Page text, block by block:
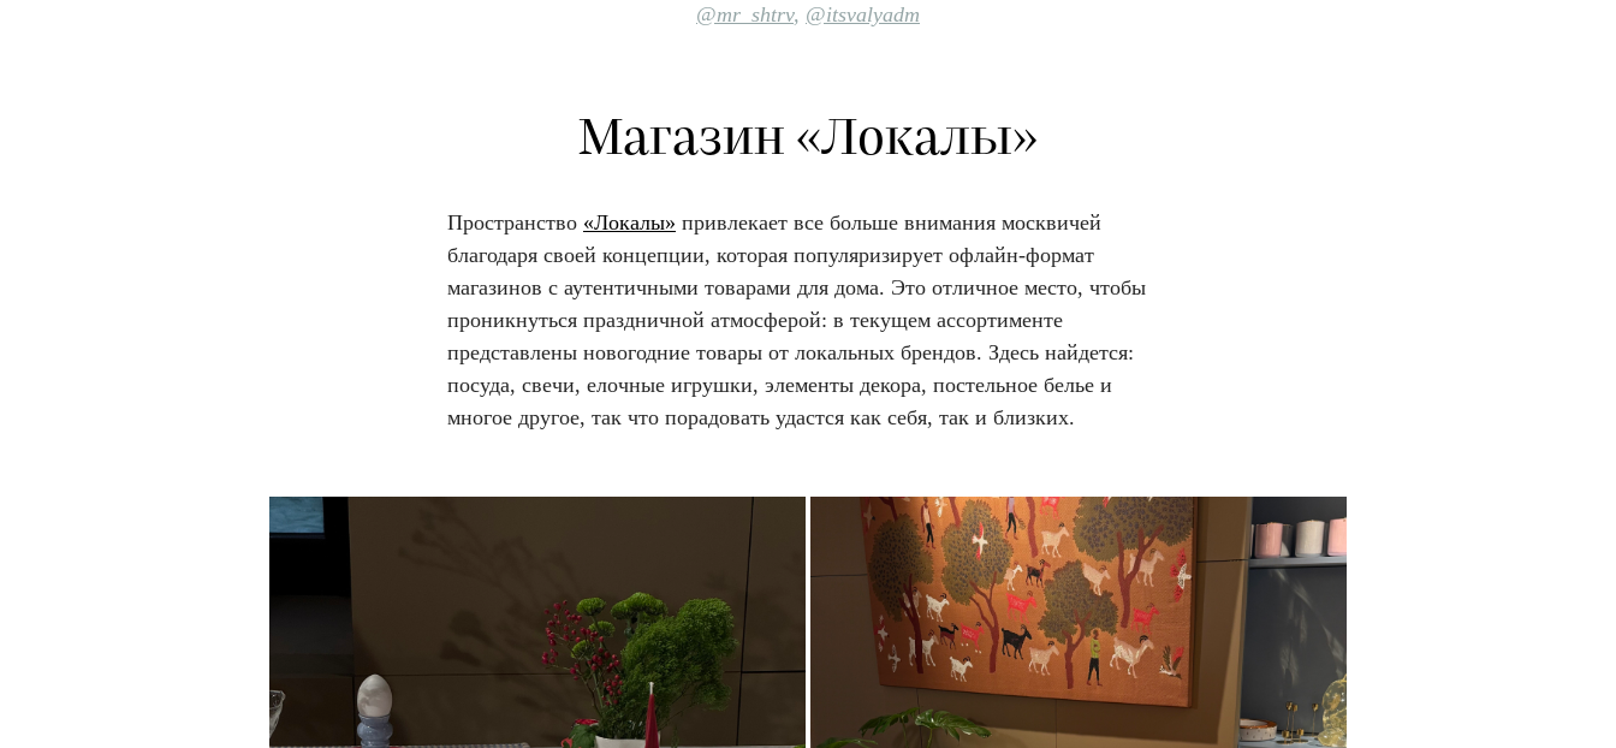
@mr_shtrv, @itsvalyadm
Магазин «Локалы»
Пространство «Локалы» привлекает все больше внимания москвичей
благодаря своей концепции, которая популяризирует офлайн-формат
магазинов с аутентичными товарами для дома. Это отличное место, чтобы
проникнуться праздничной атмосферой: в текущем ассортименте
представлены новогодние товары от локальных брендов. Здесь найдется:
посуда, свечи, елочные игрушки, элементы декора, постельное белье и
многое другое, так что порадовать удастся как себя, так и близких.